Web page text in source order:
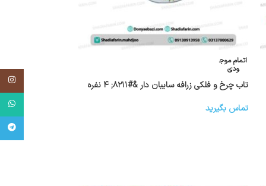
اتمام موج
ودی
تاب چرخ و فلکی زرافه سایبان دار &#۸۲۱۱; ۴ نفره
تماس بگیرید
واتساپ
تلگرام